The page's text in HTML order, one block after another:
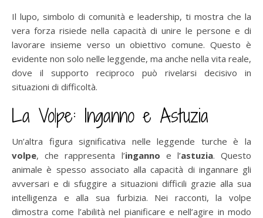
Il lupo, simbolo di comunità e leadership, ti mostra che la
vera forza risiede nella capacità di unire le persone e di
lavorare insieme verso un obiettivo comune. Questo è
evidente non solo nelle leggende, ma anche nella vita reale,
dove il supporto reciproco può rivelarsi decisivo in
situazioni di difficoltà.
La Volpe: Inganno e Astuzia
Un’altra figura significativa nelle leggende turche è la
volpe, che rappresenta l’inganno e l’astuzia. Questo
animale è spesso associato alla capacità di ingannare gli
avversari e di sfuggire a situazioni difficili grazie alla sua
intelligenza e alla sua furbizia. Nei racconti, la volpe
dimostra come l’abilità nel pianificare e nell’agire in modo